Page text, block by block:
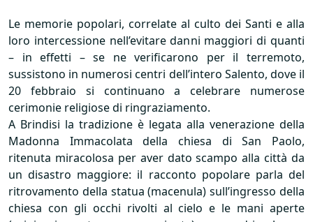
Le memorie popolari, correlate al culto dei Santi e alla
loro intercessione nell’evitare danni maggiori di quanti
– in effetti – se ne verificarono per il terremoto,
sussistono in numerosi centri dell’intero Salento, dove il
20 febbraio si continuano a celebrare numerose
cerimonie religiose di ringraziamento.
A Brindisi la tradizione è legata alla venerazione della
Madonna Immacolata della chiesa di San Paolo,
ritenuta miracolosa per aver dato scampo alla città da
un disastro maggiore: il racconto popolare parla del
ritrovamento della statua (macenula) sull’ingresso della
chiesa con gli occhi rivolti al cielo e le mani aperte